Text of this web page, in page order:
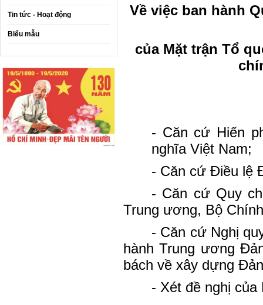
Tin tức - Hoạt động
Biểu mẫu
Về việc ban hành
của Mặt trận Tổ
- Căn cứ Hiến
nghĩa Việt Nam;
- Căn cứ Điều lệ
- Căn cứ Quy
Trung ương, Bộ
- Căn cứ Nghị
hành Trung ương
bách về xây dựng
- Xét đề nghị